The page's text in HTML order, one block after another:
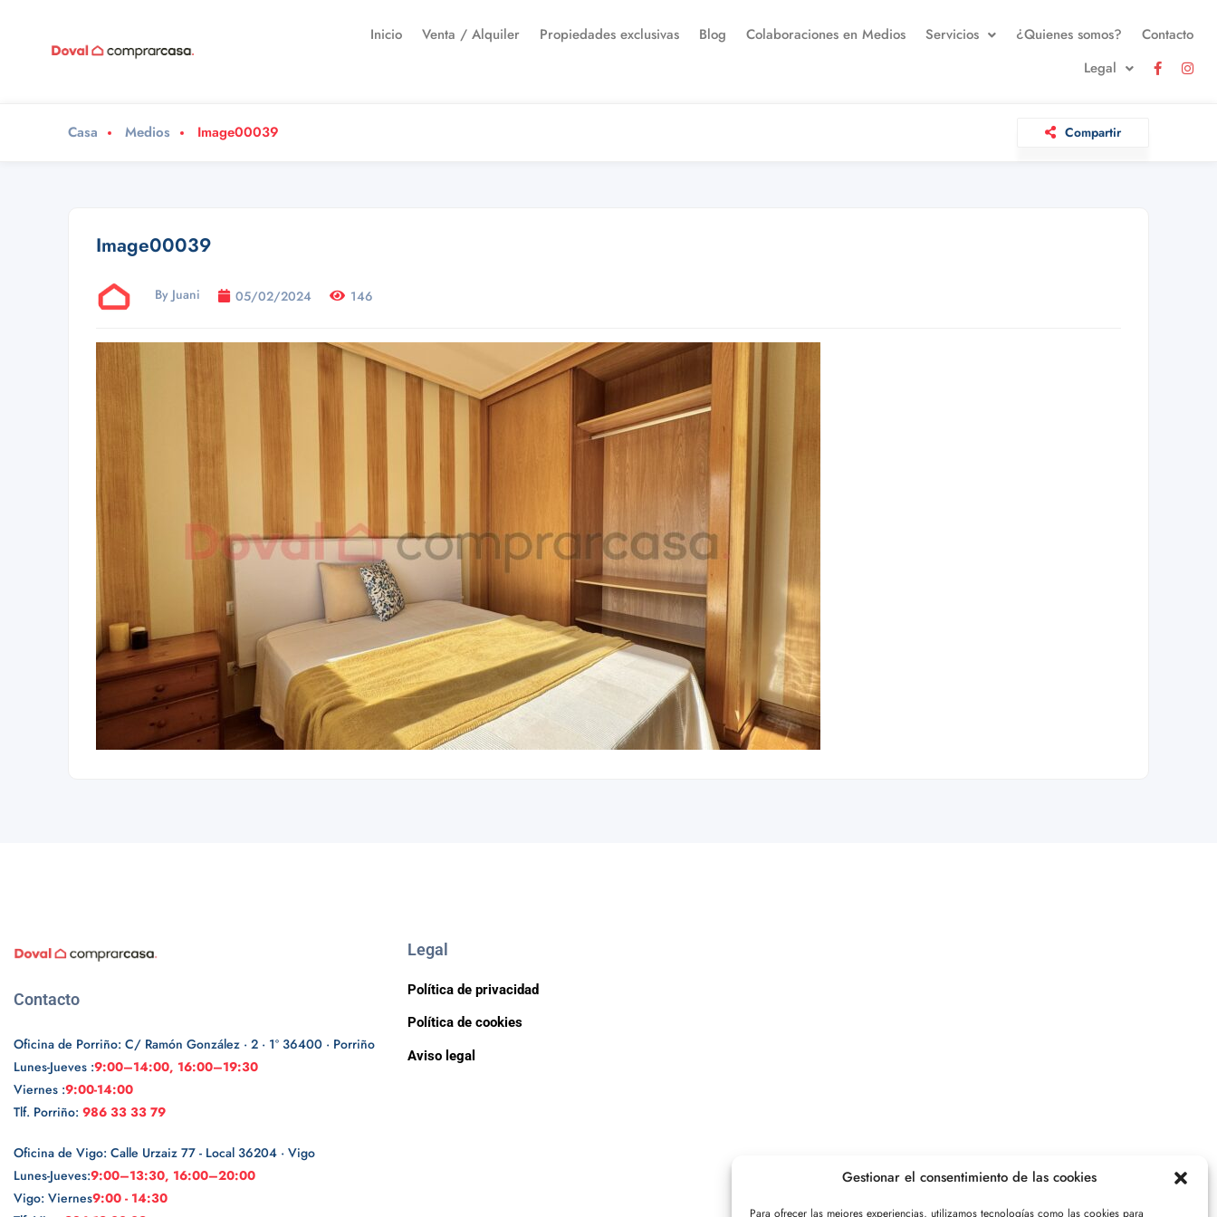
Gestionar el consentimiento de las cookies
Para ofrecer las mejores experiencias, utilizamos tecnologías como las cookies para
Inicio Venta / Alquiler Propiedades exclusivas Blog Colaboraciones en Medios Servicios ¿Quienes somos?
Contacto
Legal
Casa Medios Image00039 Compartir
Image00039
By Juani 05/02/2024 146
Contacto
Oficina de Porriño: C/ Ramón González · 2 · 1º 36400 · Porriño
Lunes-Jueves :9:00–14:00, 16:00–19:30
Viernes :9:00-14:00
Tlf. Porriño: 986 33 33 79
Oficina de Vigo: Calle Urzaiz 77 - Local 36204 · Vigo
Lunes-Jueves:9:00–13:30, 16:00–20:00
Vigo: Viernes9:00 - 14:30
Legal
Política de privacidad
Política de cookies
Aviso legal